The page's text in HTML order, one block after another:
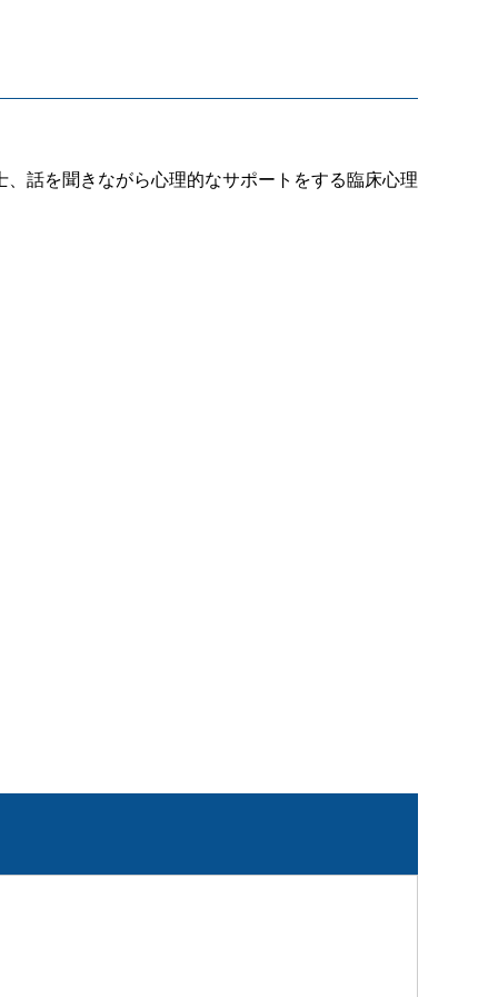
話を聞きながら心理的なサポートをする臨床心理